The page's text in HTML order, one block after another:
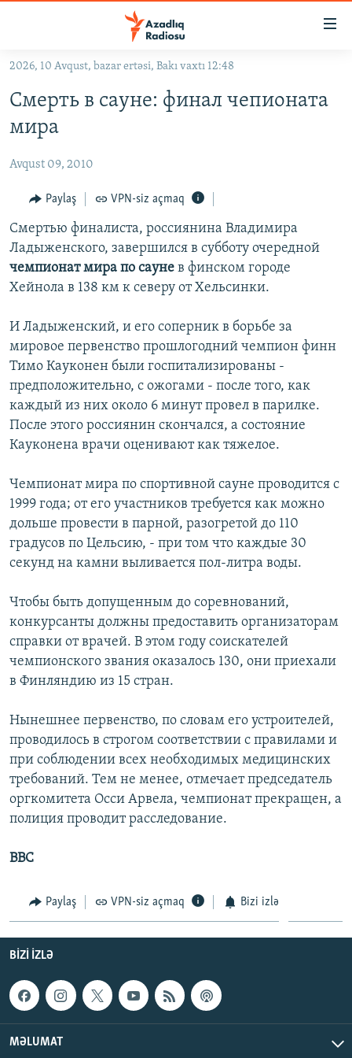
Əsas
qayıt
Əsas
naviqasiyaya
qayıt
#İZAHLA
KORRUPSIOMETR
#ƏSLINDƏ
FƏRQƏ BAX
QANUNI DOĞRU
ARAŞDIRMA
MULTIMEDIA
İNFOQRAFIKA
KARIKATURA
AZƏRBAYCAN ƏDƏBIYYATI KITABXANASI
İSLAM VƏ DEMOKRATIYA
İZ - MƏDƏNIYYƏT PROQRAMI
MISSIYAMIZ
PEŞƏ ETIKASI VƏ JURNALISTIKA STANDARTLARIMIZ
MATERIALLARIMIZDAN ISTIFADƏ
AZADLIQRADIOSU MOBIL TELEFONUNUZDA
BIZIMLƏ ƏLAQƏ
XƏBƏR BÜLLETENLƏRIMIZ
BIZI IZLƏ
RFE/RL-in bütün saytları
2026, 10 Avqust, bazar ertəsi, Bakı vaxtı 12:48
Смерть в сауне: финал чепионата
мира
Avqust 09, 2010
Paylaş VPN-siz açmaq
Смертью финалиста, россиянина Владимира
Ладыженского, завершился в субботу очередной
чемпионат мира по сауне в финском городе
Хейнола в 138 км к северу от Хельсинки.
И Ладыженский, и его соперник в борьбе за
мировое первенство прошлогодний чемпион финн
Тимо Кауконен были госпитализированы -
предположительно, с ожогами - после того, как
каждый из них около 6 минут провел в парилке.
После этого россиянин скончался, а состояние
Кауконена врачи оценивают как тяжелое.
Чемпионат мира по спортивной сауне проводится с
1999 года; от его участников требуется как можно
дольше провести в парной, разогретой до 110
градусов по Цельсию, - при том что каждые 30
секунд на камни выливается пол-литра воды.
Чтобы быть допущенным до соревнований,
конкурсанты должны предоставить организаторам
справки от врачей. В этом году соискателей
чемпионского звания оказалось 130, они приехали
в Финляндию из 15 стран.
Нынешнее первенство, по словам его устроителей,
проводилось в строгом соответствии с правилами и
при соблюдении всех необходимых медицинских
требований. Тем не менее, отмечает председатель
оргкомитета Осси Арвела, чемпионат прекращен, а
полиция проводит расследование.
ВВС
Paylaş VPN-siz açmaq Bizi izlə
BIZI IZLƏ
MƏLUMAT